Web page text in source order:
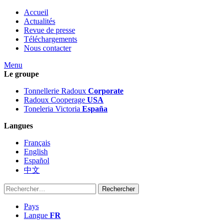
Accueil
Actualités
Revue de presse
Téléchargements
Nous contacter
Menu
Le groupe
Tonnellerie Radoux Corporate
Radoux Cooperage USA
Toneleria Victoria España
Langues
Français
English
Español
中文
Rechercher :
Pays
Langue FR